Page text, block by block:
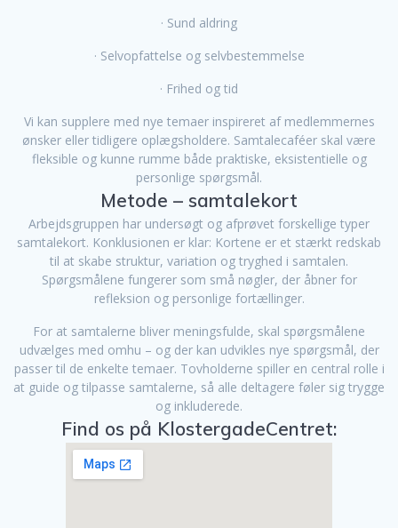
· Sund aldring
· Selvopfattelse og selvbestemmelse
· Frihed og tid
Vi kan supplere med nye temaer inspireret af medlemmernes
ønsker eller tidligere oplægsholdere. Samtalecaféer skal være
fleksible og kunne rumme både praktiske, eksistentielle og
personlige spørgsmål.
Metode – samtalekort
Arbejdsgruppen har undersøgt og afprøvet forskellige typer
samtalekort. Konklusionen er klar: Kortene er et stærkt redskab
til at skabe struktur, variation og tryghed i samtalen.
Spørgsmålene fungerer som små nøgler, der åbner for
refleksion og personlige fortællinger.
For at samtalerne bliver meningsfulde, skal spørgsmålene
udvælges med omhu – og der kan udvikles nye spørgsmål, der
passer til de enkelte temaer. Tovholderne spiller en central rolle i
at guide og tilpasse samtalerne, så alle deltagere føler sig trygge
og inkluderede.
Find os på KlostergadeCentret: